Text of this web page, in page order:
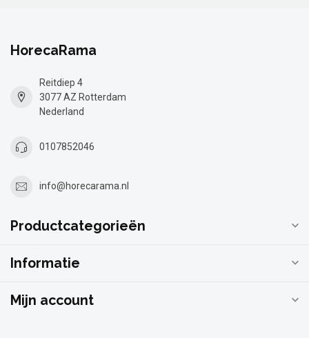
HorecaRama
Reitdiep 4
3077 AZ Rotterdam
Nederland
0107852046
info@horecarama.nl
Productcategorieën
Informatie
Mijn account